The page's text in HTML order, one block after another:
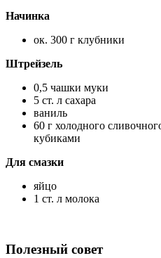
Начинка
ок. 300 г клубники
Штрейзель
0,5 чашки муки
5 ст. л сахара
ваниль
60 г холодного
кубиками
Для смазки
яйцо
1 ст. л молока
Полезный совет